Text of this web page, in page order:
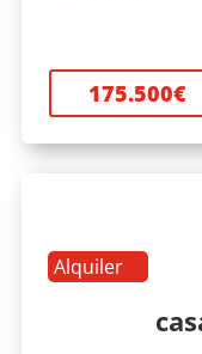
175.500€
Alquiler